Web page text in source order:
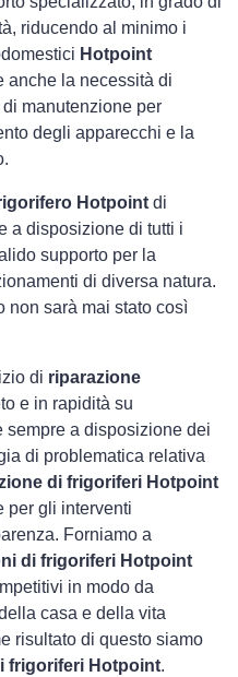
riducendo al minimo i
Hotpoint
anche la necessità di
manutenzione per
degli apparecchi e la
Hotpoint di
a disposizione di tutti i
supporto per la
di diversa natura.
non sarà mai stato così
di riparazione
e in rapidità su
sempre a disposizione dei
di problematica relativa
di frigoriferi Hotpoint
per gli interventi
Forniamo a
di frigoriferi Hotpoint
in modo da
casa e della vita
risultato di questo siamo
frigoriferi Hotpoint.